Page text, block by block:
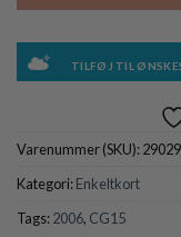
TILFØJ TIL
Varenummer (SKU):
Kategori:Enkeltkort
Tags:2006, CG15